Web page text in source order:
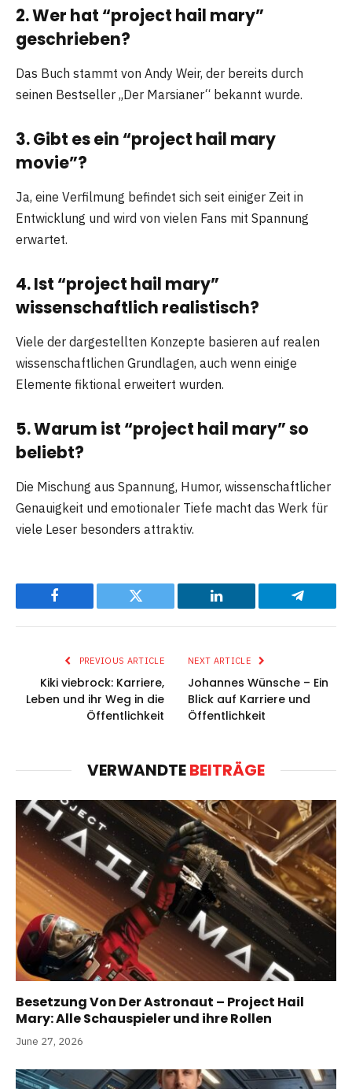
2. Wer hat “project hail mary”
geschrieben?
Das Buch stammt von Andy Weir, der bereits durch
seinen Bestseller „Der Marsianer“ bekannt wurde.
3. Gibt es ein “project hail mary
movie”?
Ja, eine Verfilmung befindet sich seit einiger Zeit in
Entwicklung und wird von vielen Fans mit Spannung
erwartet.
4. Ist “project hail mary”
wissenschaftlich realistisch?
Viele der dargestellten Konzepte basieren auf realen
wissenschaftlichen Grundlagen, auch wenn einige
Elemente fiktional erweitert wurden.
5. Warum ist “project hail mary” so
beliebt?
Die Mischung aus Spannung, Humor, wissenschaftlicher
Genauigkeit und emotionaler Tiefe macht das Werk für
viele Leser besonders attraktiv.
Facebook Twitter LinkedIn Telegram
PREVIOUS ARTICLE
Kiki viebrock: Karriere,
Leben und ihr Weg in die
Öffentlichkeit
NEXT ARTICLE
Johannes Wünsche – Ein
Blick auf Karriere und
Öffentlichkeit
VERWANDTEBEITRÄGE
Besetzung Von Der Astronaut – Project Hail
Mary: Alle Schauspieler und ihre Rollen
June 27, 2026